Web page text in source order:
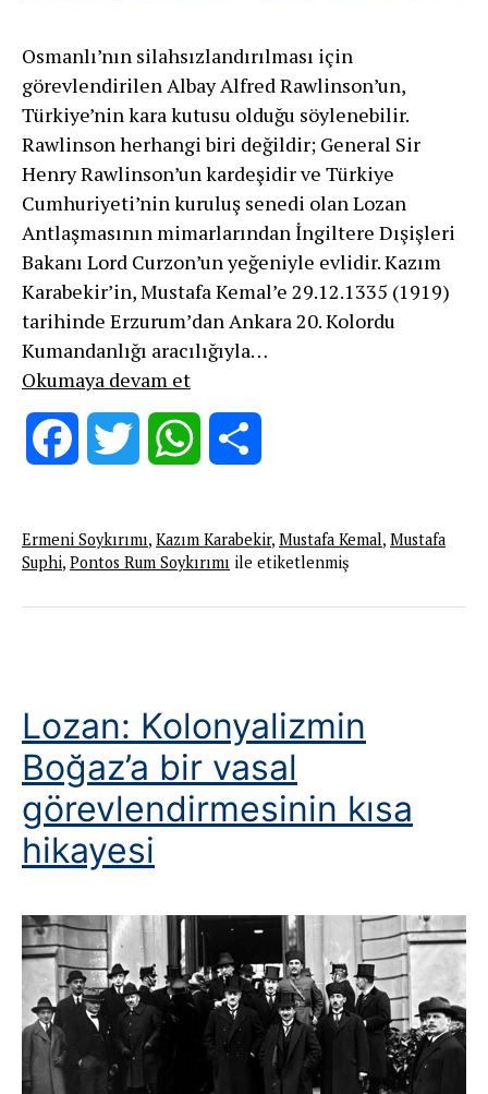
Osmanlı’nın silahsızlandırılması için
görevlendirilen Albay Alfred Rawlinson’un,
Türkiye’nin kara kutusu olduğu söylenebilir.
Rawlinson herhangi biri değildir; General Sir
Henry Rawlinson’un kardeşidir ve Türkiye
Cumhuriyeti’nin kuruluş senedi olan Lozan
Antlaşmasının mimarlarından İngiltere Dışişleri
Bakanı Lord Curzon’un yeğeniyle evlidir. Kazım
Karabekir’in, Mustafa Kemal’e 29.12.1335 (1919)
tarihinde Erzurum’dan Ankara 20. Kolordu
Kumandanlığı aracılığıyla…
Okumaya devam etAlbay
Rawlinson
ve
Soykırım
Facebook Twitter WhatsApp
Ermeni Soykırımı, Kazım Karabekir, Mustafa Kemal, Mustafa
Suphi, Pontos Rum Soykırımı ile etiketlenmiş
Lozan: Kolonyalizmin
Boğaz’a bir vasal
görevlendirmesinin kısa
hikayesi